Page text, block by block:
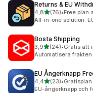
Returns & EU
4,8av 5 stjärnor
(76)
76 recensioner totalt
•Free plan
All-in-one solution:
Bosta Shipping
3,9av 5 stjärnor
(24)
24 recensioner totalt
•Gratis att
Automatisera
EU Ångerknapp
4,4av 5 stjärnor
(23)
23 recensioner totalt
•
EU-ångerknapp och